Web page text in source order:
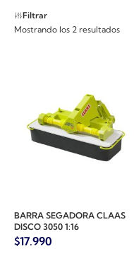
Filtrar
Mostrando los 2 resultados
BARRA SEGADORA CLAAS
DISCO 3050 1:16
$17.990